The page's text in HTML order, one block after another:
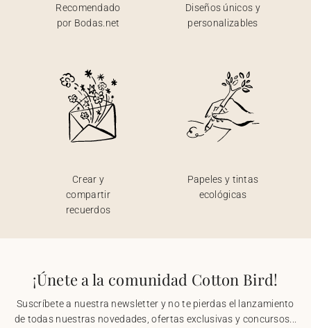
Recomendado
por Bodas.net
Diseños únicos y
personalizables
Crear y
compartir
recuerdos
Papeles y tintas
ecológicas
¡Únete a la comunidad Cotton Bird!
Suscríbete a nuestra newsletter y no te pierdas el lanzamiento
de todas nuestras novedades, ofertas exclusivas y concursos...